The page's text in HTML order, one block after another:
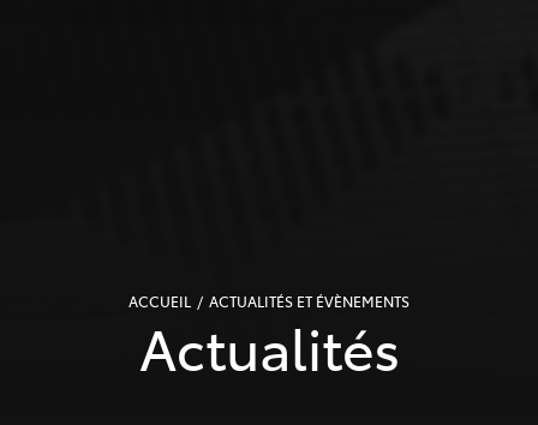
ACCUEIL ACTUALITÉS ET ÉVÈNEMENTS
Actualités